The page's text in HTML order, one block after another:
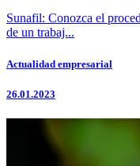
Sunafil: Conozca el
de un trabaj...
Actualidad empresarial
26.01.2023